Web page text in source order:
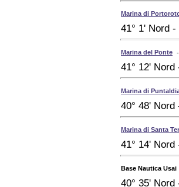
Marina di
41° 1' Nord
Marina del Ponte
41° 12'
Marina di
40° 48'
Marina di Santa
41° 14'
Base Nautica Usai
40° 35'